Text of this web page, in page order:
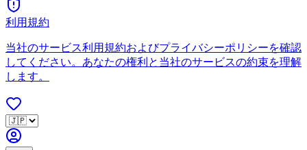
利用規約
当社のサービス利用規約およびプライバシーポリシーを確認
してください。あなたの権利と当社のサービスの約束を理解
します。